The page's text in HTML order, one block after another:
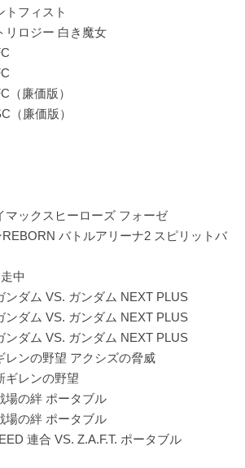
トフィスト
リロジー 白き魔女
（廉価版）
（廉価版）
マックスヒーローズ フォーゼ
バトルアリーナ2 スピリットバ
中
ンダム VS. ガンダム NEXT PLUS
ンダム VS. ガンダム NEXT PLUS
ンダム VS. ガンダム NEXT PLUS
レンの野望 アクシズの脅威
ギレンの野望
場の絆 ポータブル
場の絆 ポータブル
連合 VS. Z.A.F.T. ポータブル